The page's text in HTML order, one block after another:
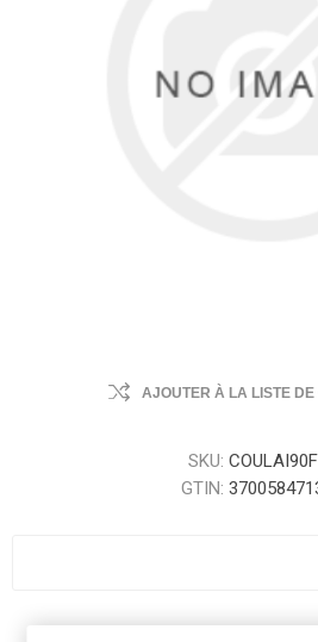
AJOUTER À LA LISTE DE
SKU:
GTIN: